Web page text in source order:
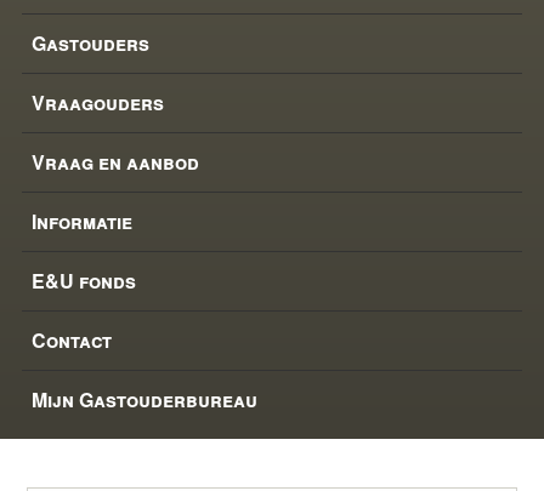
Gastouders
Vraagouders
Vraag en aanbod
Informatie
E&U fonds
Contact
Mijn Gastouderbureau